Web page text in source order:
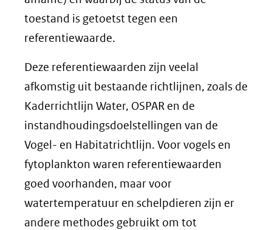
toestand is getoetst tegen een
referentiewaarde.
Deze referentiewaarden zijn veelal
afkomstig uit bestaande richtlijnen, zoals de
Kaderrichtlijn Water, OSPAR en de
instandhoudingsdoelstellingen van de
Vogel- en Habitatrichtlijn. Voor vogels en
fytoplankton waren referentiewaarden
goed voorhanden, maar voor
watertemperatuur en schelpdieren zijn er
andere methodes gebruikt om tot